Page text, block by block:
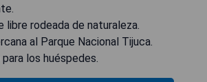
libre rodeada de naturaleza.
al Parque Nacional Tijuca.
los huéspedes.